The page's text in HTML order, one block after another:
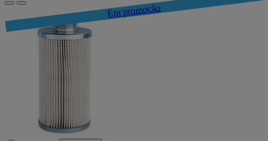
Em promoção